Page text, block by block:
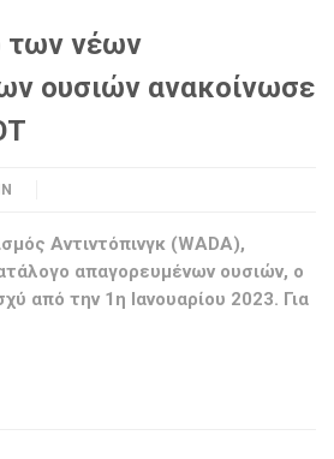
των νέων
ουσιών ανακοίνωσε
Αντιντόπινγκ (WADA),
απαγορευμένων ουσιών, ο
από την 1η Ιανουαρίου 2023. Για